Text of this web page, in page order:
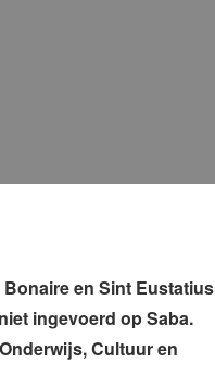
en Sint Eustatius
ingevoerd op Saba.
Cultuur en